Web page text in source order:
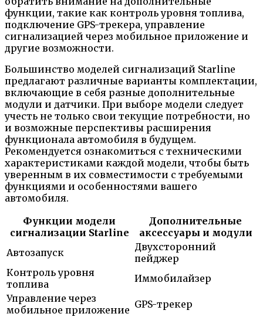
функции, такие как контроль уровня топлива,
подключение GPS-трекера, управление
сигнализацией через мобильное приложение и
другие возможности.
Большинство моделей сигнализаций Starline
предлагают различные варианты комплектации,
включающие в себя разные дополнительные
модули и датчики. При выборе модели следует
учесть не только свои текущие потребности, но
и возможные перспективы расширения
функционала автомобиля в будущем.
Рекомендуется ознакомиться с техническими
характеристиками каждой модели, чтобы быть
уверенным в их совместимости с требуемыми
функциями и особенностями вашего
автомобиля.
Функции модели
сигнализации Starline
Дополнительные
аксессуары и модули
Автозапуск
Двухсторонний
пейджер
Контроль уровня
топлива
Иммобилайзер
Управление через
мобильное приложение GPS-трекер